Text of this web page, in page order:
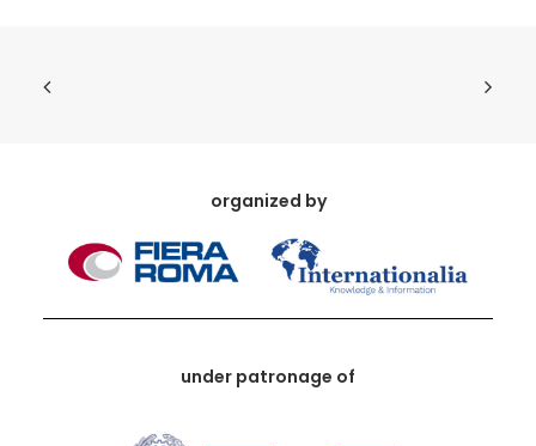
organized by
under patronage of